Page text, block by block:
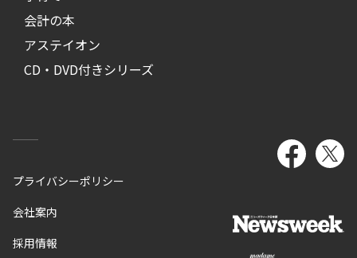
会計の本
アステイオン
CD・DVD付きシリーズ
プライバシーポリシー
会社案内
採用情報